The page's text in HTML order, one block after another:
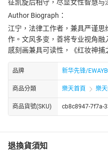
征凯旋后相守，尽显女性智慧与
Author Biograph：
江宁，法律工作者，兼具严谨思
作。文风多变，善将专业视角
感刻画兼具可读性，《红妆神捕
品牌 新华先锋/
商品分類 樂天首頁 樂
商品貨號(SKU) cb8c8947-7f7a-
退換貨須知